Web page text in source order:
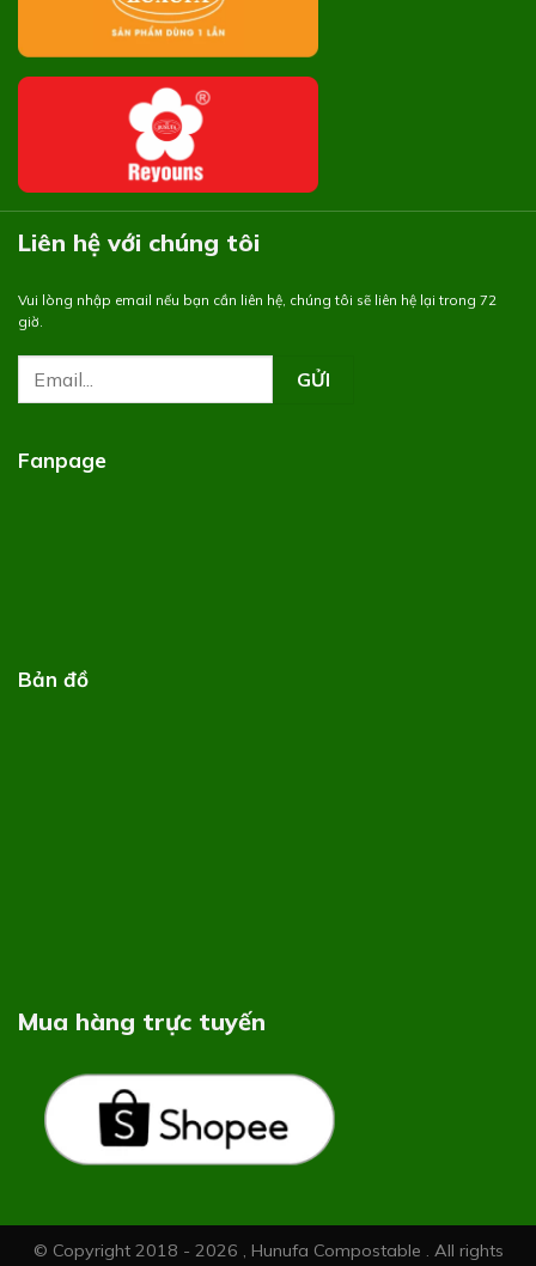
Liên hệ với chúng tôi
Vui lòng nhập email nếu bạn cần liên hệ, chúng tôi sẽ liên hệ lại trong 72
giờ.
Fanpage
Bản đồ
Mua hàng trực tuyến
© Copyright 2018 - 2026 , Hunufa Compostable . All rights